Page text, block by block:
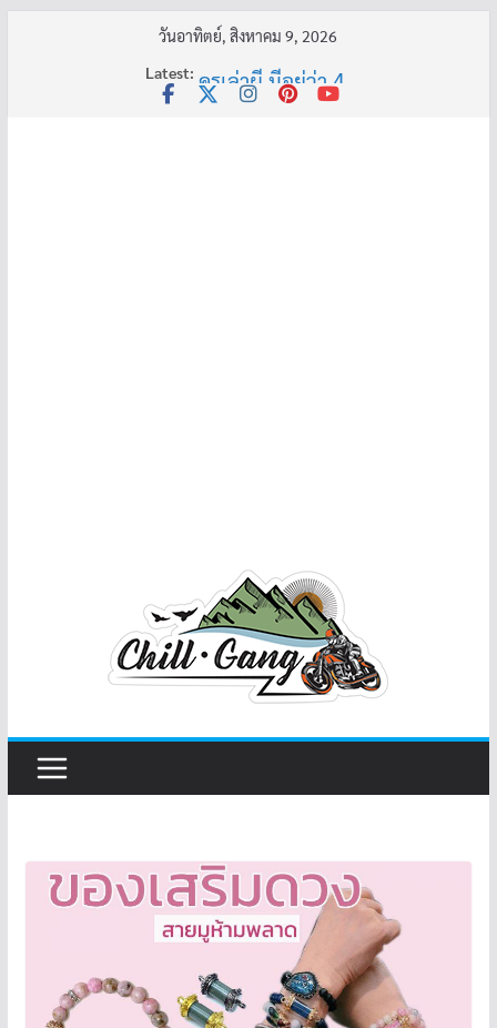
วันอาทิตย์, สิงหาคม 9, 2026
Latest:
ครูเล่าผี มีอยู่ว่า 4